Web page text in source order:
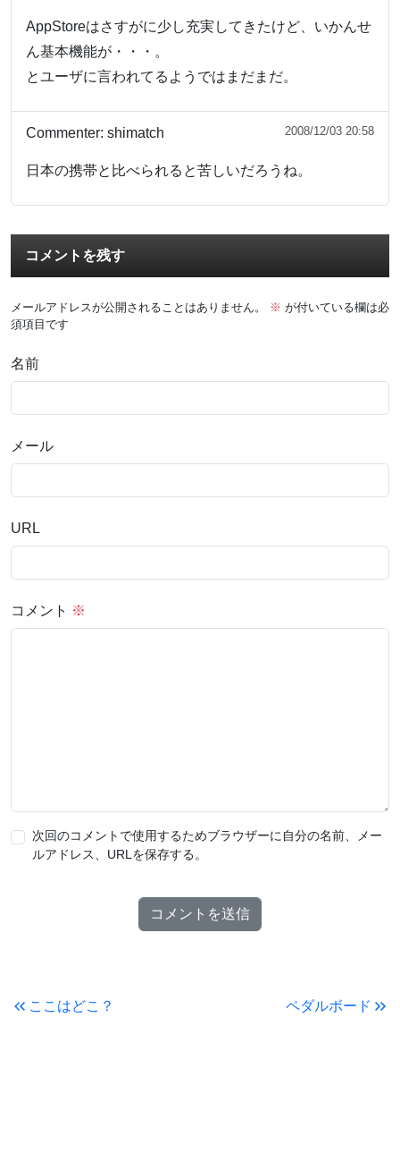
AppStoreはさすがに少し充実してきたけど、いかんせ
ん基本機能が・・・。
とユーザに言われてるようではまだまだ。
Commenter: shimatch 2008/12/03 20:58
日本の携帯と比べられると苦しいだろうね。
コメントを残す
メールアドレスが公開されることはありません。 ※ が付いている欄は必
須項目です
名前
メール
URL
コメント ※
次回のコメントで使用するためブラウザーに自分の名前、メー
ルアドレス、URLを保存する。
ここはどこ？ ペダルボード